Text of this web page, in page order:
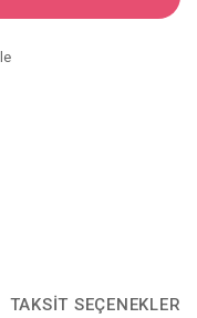
TAKSIT SEÇENEKLERI